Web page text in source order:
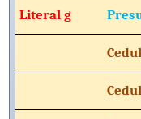
Literal g
Cedula
Cedula